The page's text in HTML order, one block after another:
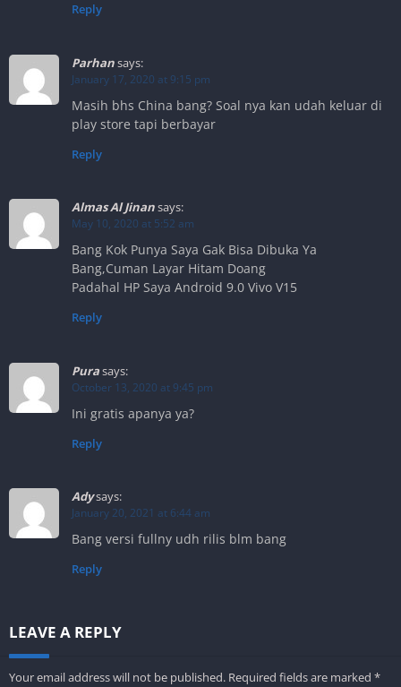
Reply
Parhansays:
January 17, 2020 at 9:15 pm
Masih bhs China bang? Soal nya kan udah keluar di
play store tapi berbayar
Reply
Almas Al Jinansays:
May 10, 2020 at 5:52 am
Bang Kok Punya Saya Gak Bisa Dibuka Ya
Bang,Cuman Layar Hitam Doang
Padahal HP Saya Android 9.0 Vivo V15
Reply
Purasays:
October 13, 2020 at 9:45 pm
Ini gratis apanya ya?
Reply
Adysays:
January 20, 2021 at 6:44 am
Bang versi fullny udh rilis blm bang
Reply
LEAVE A REPLY
Your email address will not be published. Required fields are marked *